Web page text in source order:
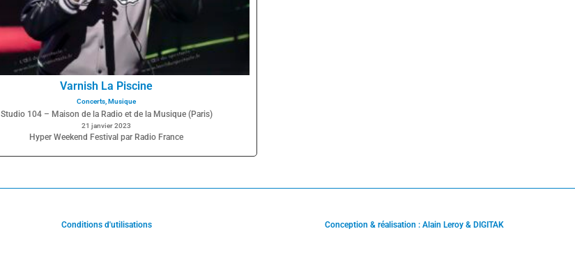
Varnish La Piscine
Concerts, Musique
Studio 104 – Maison de la Radio et de la Musique (Paris)
21 janvier 2023
Hyper Weekend Festival par Radio France
Conditions d'utilisations Conception & réalisation : Alain Leroy & DIGITAK